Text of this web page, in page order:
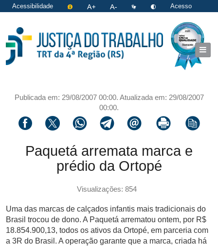
Acessibilidade
Acesso
Publicada em: 29/08/2007 00:00. Atualizada em: 29/08/2007
00:00.
Compartilhar via facebook
Compartilhar via twitter
Compartilhar via whatsapp
Compartilhar via telegram
Compartilhar via email
Imprimir a página
Copiar
Paquetá arremata marca e
prédio da Ortopé
Visualizações: 854
Uma das marcas de calçados infantis mais tradicionais do
Brasil trocou de dono. A Paquetá arrematou ontem, por R$
18.854.900,13, todos os ativos da Ortopé, em parceria com
a 3R do Brasil. A operação garante que a marca, criada há